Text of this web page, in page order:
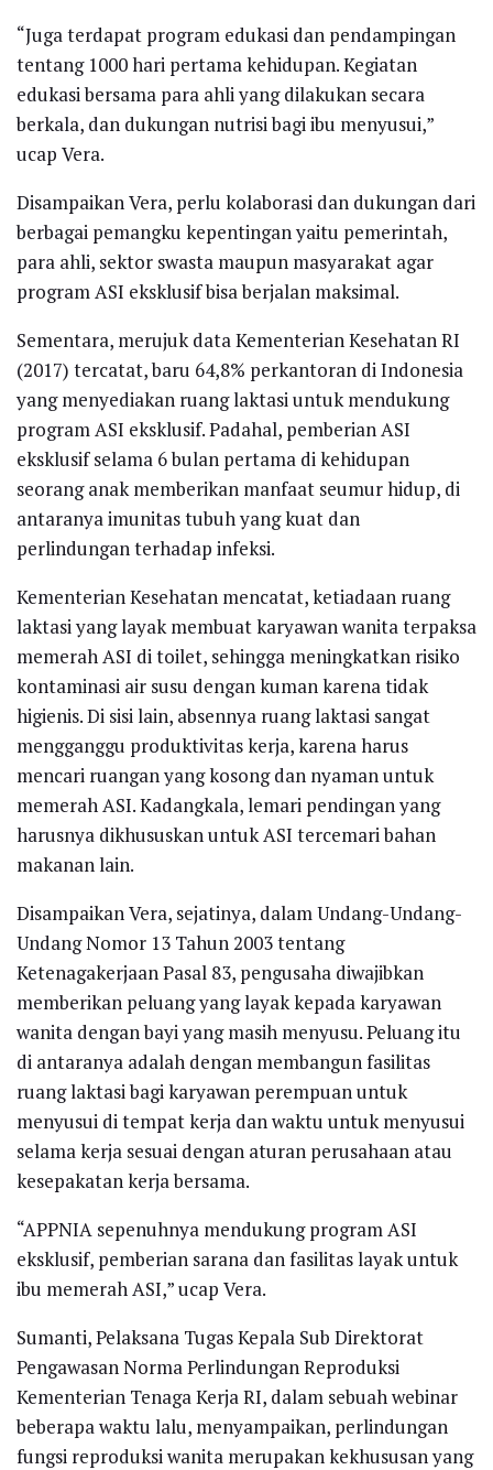
“Juga terdapat program edukasi dan pendampingan
tentang 1000 hari pertama kehidupan. Kegiatan
edukasi bersama para ahli yang dilakukan secara
berkala, dan dukungan nutrisi bagi ibu menyusui,”
ucap Vera.
Disampaikan Vera, perlu kolaborasi dan dukungan dari
berbagai pemangku kepentingan yaitu pemerintah,
para ahli, sektor swasta maupun masyarakat agar
program ASI eksklusif bisa berjalan maksimal.
Sementara, merujuk data Kementerian Kesehatan RI
(2017) tercatat, baru 64,8% perkantoran di Indonesia
yang menyediakan ruang laktasi untuk mendukung
program ASI eksklusif. Padahal, pemberian ASI
eksklusif selama 6 bulan pertama di kehidupan
seorang anak memberikan manfaat seumur hidup, di
antaranya imunitas tubuh yang kuat dan
perlindungan terhadap infeksi.
Kementerian Kesehatan mencatat, ketiadaan ruang
laktasi yang layak membuat karyawan wanita terpaksa
memerah ASI di toilet, sehingga meningkatkan risiko
kontaminasi air susu dengan kuman karena tidak
higienis. Di sisi lain, absennya ruang laktasi sangat
mengganggu produktivitas kerja, karena harus
mencari ruangan yang kosong dan nyaman untuk
memerah ASI. Kadangkala, lemari pendingan yang
harusnya dikhususkan untuk ASI tercemari bahan
makanan lain.
Disampaikan Vera, sejatinya, dalam Undang-Undang-
Undang Nomor 13 Tahun 2003 tentang
Ketenagakerjaan Pasal 83, pengusaha diwajibkan
memberikan peluang yang layak kepada karyawan
wanita dengan bayi yang masih menyusu. Peluang itu
di antaranya adalah dengan membangun fasilitas
ruang laktasi bagi karyawan perempuan untuk
menyusui di tempat kerja dan waktu untuk menyusui
selama kerja sesuai dengan aturan perusahaan atau
kesepakatan kerja bersama.
“APPNIA sepenuhnya mendukung program ASI
eksklusif, pemberian sarana dan fasilitas layak untuk
ibu memerah ASI,” ucap Vera.
Sumanti, Pelaksana Tugas Kepala Sub Direktorat
Pengawasan Norma Perlindungan Reproduksi
Kementerian Tenaga Kerja RI, dalam sebuah webinar
beberapa waktu lalu, menyampaikan, perlindungan
fungsi reproduksi wanita merupakan kekhususan yang